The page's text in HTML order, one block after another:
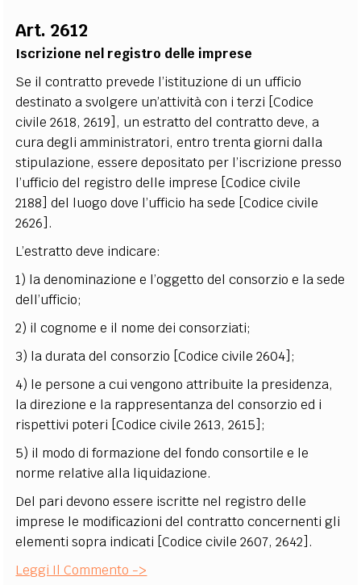
Art. 2612
Iscrizione nel registro delle imprese
Se il contratto prevede l’istituzione di un ufficio
destinato a svolgere un’attività con i terzi [Codice
civile 2618, 2619], un estratto del contratto deve, a
cura degli amministratori, entro trenta giorni dalla
stipulazione, essere depositato per l’iscrizione presso
l’ufficio del registro delle imprese [Codice civile
2188] del luogo dove l’ufficio ha sede [Codice civile
2626].
L’estratto deve indicare:
1) la denominazione e l’oggetto del consorzio e la sede
dell’ufficio;
2) il cognome e il nome dei consorziati;
3) la durata del consorzio [Codice civile 2604];
4) le persone a cui vengono attribuite la presidenza,
la direzione e la rappresentanza del consorzio ed i
rispettivi poteri [Codice civile 2613, 2615];
5) il modo di formazione del fondo consortile e le
norme relative alla liquidazione.
Del pari devono essere iscritte nel registro delle
imprese le modificazioni del contratto concernenti gli
elementi sopra indicati [Codice civile 2607, 2642].
Leggi Il Commento ->